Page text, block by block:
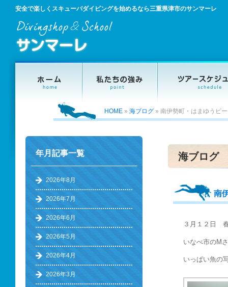
安全で楽しくスキューバダイビングを始めるなら三重県津市のサンマーレ
HOME » 海ブログ » 南伊勢町・はまゆうビ
海ブログ
南
３月１２日
いなべ市のM
いっぱい魚の
年月記事一覧
2026年8月
2026年7月
2026年6月
2026年5月
2026年4月
2026年3月